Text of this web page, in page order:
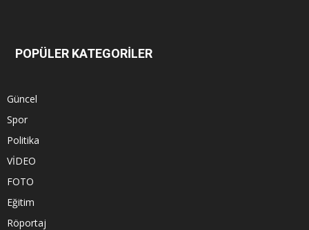
POPÜLER KATEGORİLER
Güncel
Spor
Politika
VİDEO
FOTO
Eğitim
Röportaj